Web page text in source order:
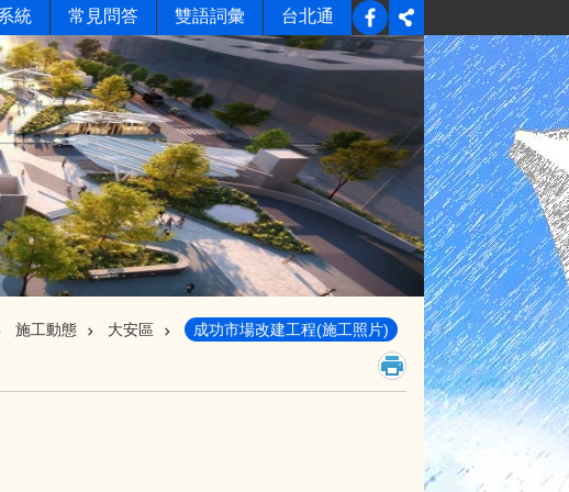
統 常見問答 雙語詞彙 台北通
施工動態 大安區 成功市場改建工程(施工照片)